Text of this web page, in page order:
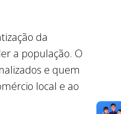
da
a população. O
e quem
local e ao